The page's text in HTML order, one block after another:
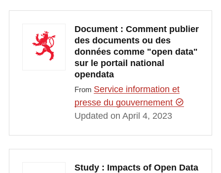
Document : Comment publier
des documents ou des
données comme "open data"
sur le portail national
opendata
From Service information et
presse du gouvernement
Updated on April 4, 2023
Study : Impacts of Open Data